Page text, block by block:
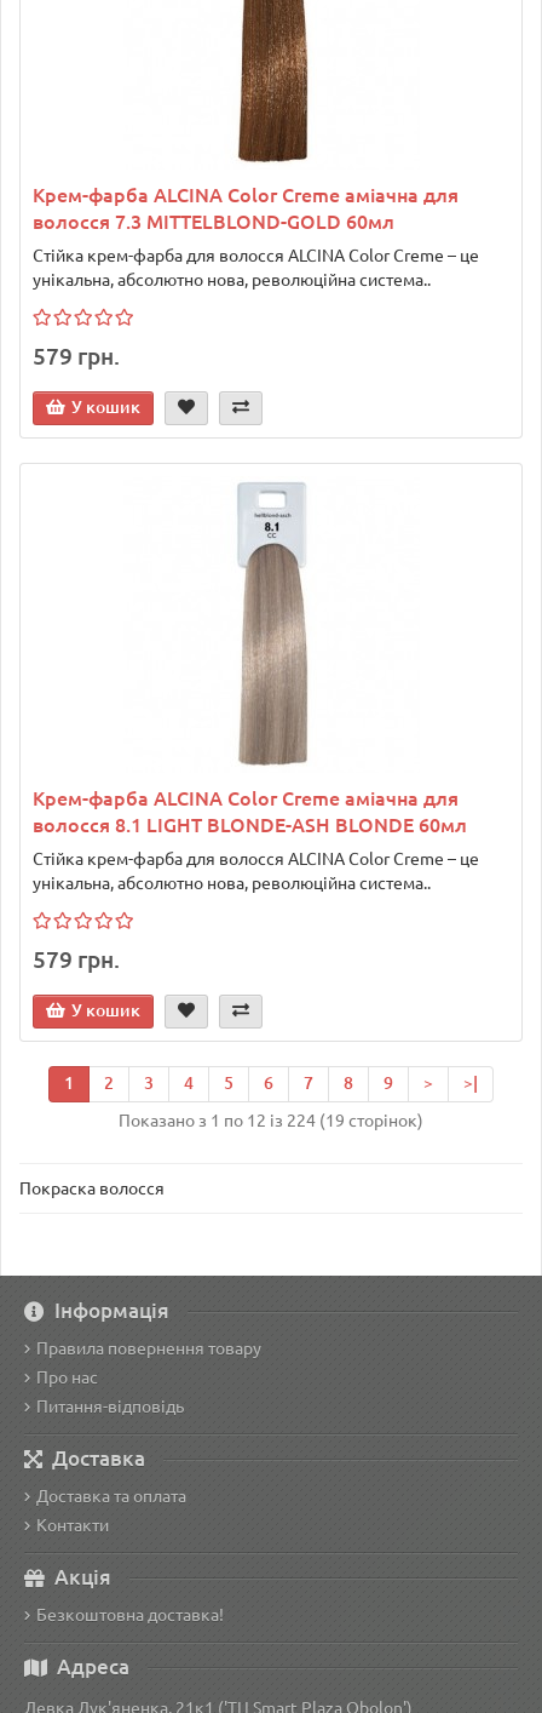
Крем-фарба ALCINA Color Creme аміачна для
волосся 7.3 MITTELBLOND-GOLD 60мл
Стійка крем-фарба для волосся ALCINA Color Creme – це
унікальна, абсолютно нова, революційна система..
579 грн.
У кошик
Крем-фарба ALCINA Color Creme аміачна для
волосся 8.1 LIGHT BLONDE-ASH BLONDE 60мл
Стійка крем-фарба для волосся ALCINA Color Creme – це
унікальна, абсолютно нова, революційна система..
579 грн.
У кошик
1 2 3 4 5 6 7 8 9 >
>|
Показано з 1 по 12 із 224 (19 сторінок)
Покраска волосся
Інформація
Правила повернення товару
Про нас
Питання-відповідь
Доставка
Доставка та оплата
Контакти
Акція
Безкоштовна доставка!
Адреса
Левка Лук'яненка, 21к1 ('ТЦ Smart Plaza Obolon')